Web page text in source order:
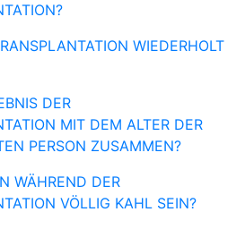
WIEDERHOLT
DER
MIT DEM ALTER DER
PERSON ZUSAMMEN?
WÄHREND DER
VÖLLIG KAHL SEIN?